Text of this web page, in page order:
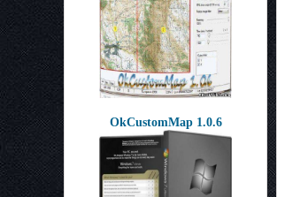
OkCustomMap 1.0.6